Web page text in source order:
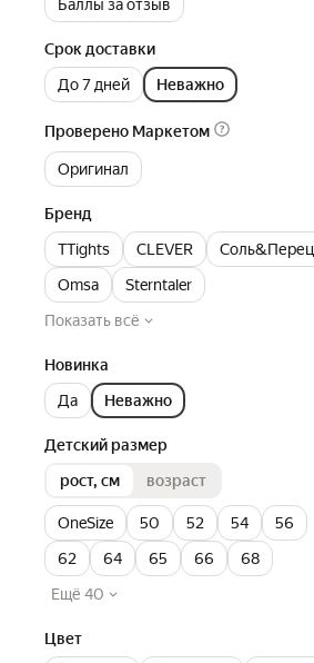
Баллы за отзыв
Срок доставки
До 7 дней
Неважно
Проверено Маркетом
Оригинал
Бренд
TTights
CLEVER
Соль&Перец
Omsa
Sterntaler
Показать всё
Новинка
Да
Неважно
Детский размер
рост, см
возраст
OneSize 50 52 54
56
62
64 65 66
68
Ещё 40
Цвет